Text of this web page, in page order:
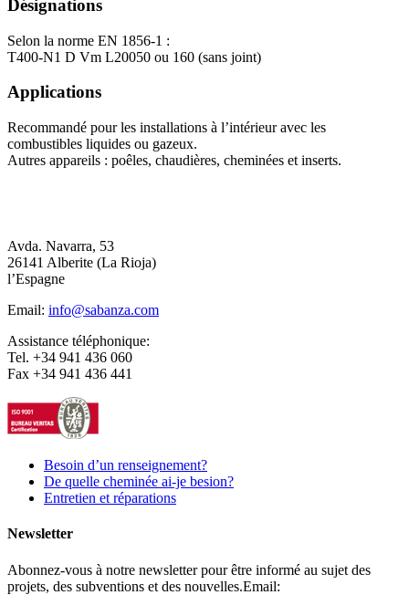
Désignations
Selon la norme EN 1856-1 :
T400-N1 D Vm L20050 ou 160 (sans joint)
Applications
Recommandé pour les installations à l’intérieur avec les
combustibles liquides ou gazeux.
Autres appareils : poêles, chaudières, cheminées et inserts.
Avda. Navarra, 53
26141 Alberite (La Rioja)
l’Espagne
Email: info@sabanza.com
Assistance téléphonique:
Tel. +34 941 436 060
Fax +34 941 436 441
Besoin d’un renseignement?
De quelle cheminée ai-je besion?
Entretien et réparations
Newsletter
Abonnez-vous à notre newsletter pour être informé au sujet des
projets, des subventions et des nouvelles.Email: